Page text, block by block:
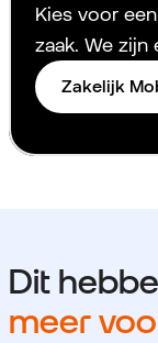
Kies voor
zaak. We zijn
Zakelijk
Dit
meer